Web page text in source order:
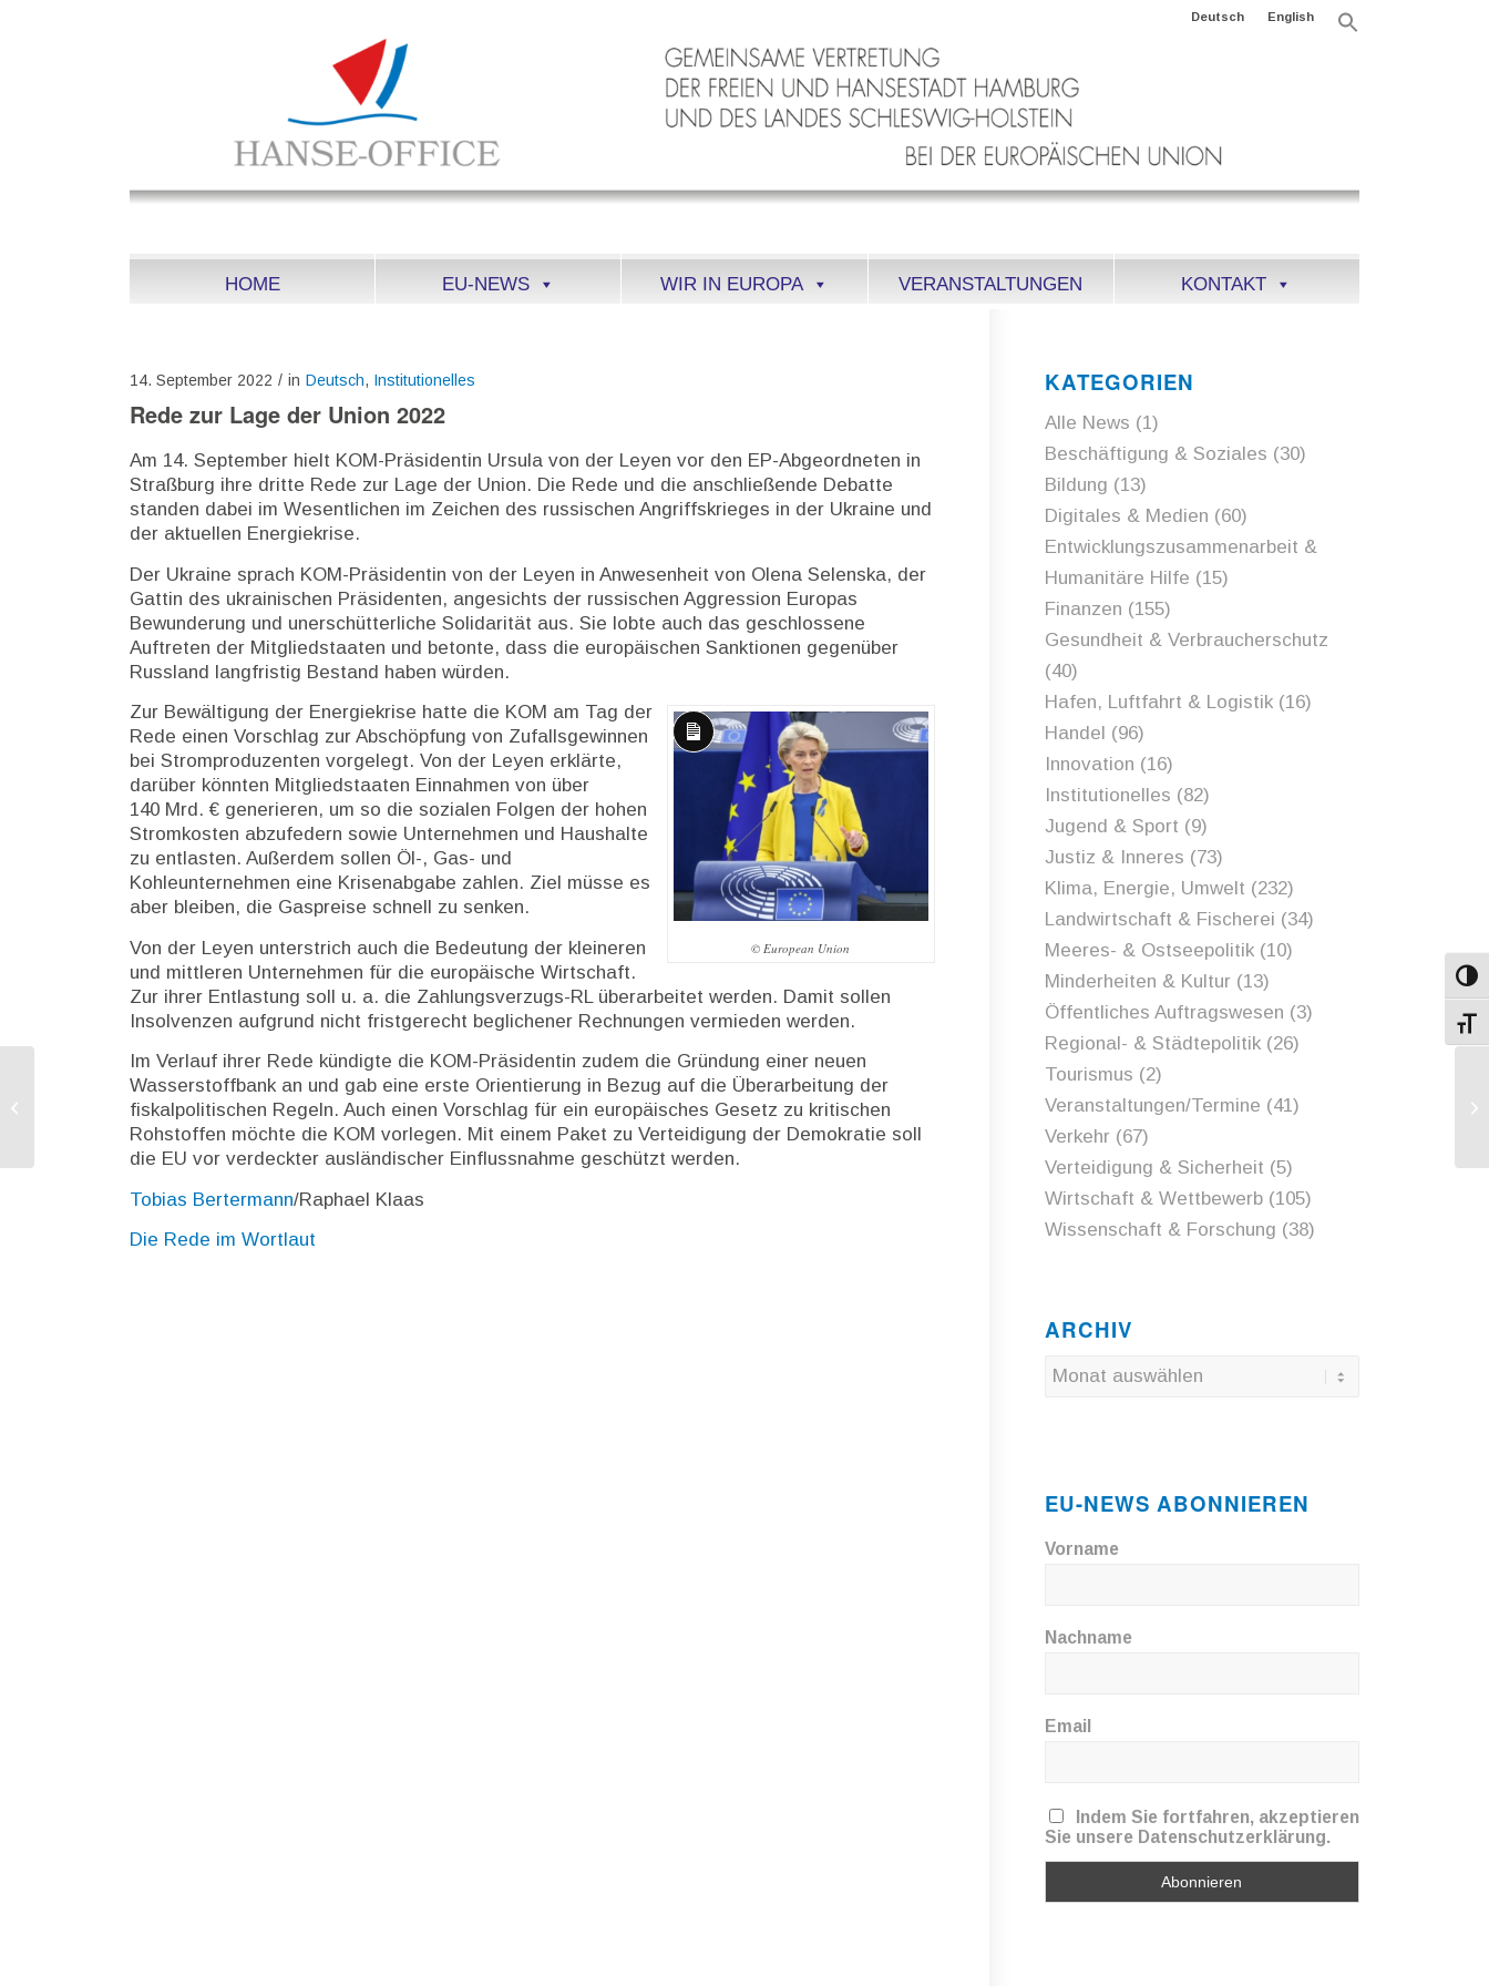
Deutsch English
HOME EU-NEWS WIR IN EUROPA VERANSTALTUNGEN KONTAKT
14. September 2022 / in Deutsch, Institutionelles
Rede zur Lage der Union 2022
Am 14. September hielt KOM-Präsidentin Ursula von der Leyen vor den EP-Abgeordneten in
Straßburg ihre dritte Rede zur Lage der Union. Die Rede und die anschließende Debatte
standen dabei im Wesentlichen im Zeichen des russischen Angriffskrieges in der Ukraine und
der aktuellen Energiekrise.
Der Ukraine sprach KOM-Präsidentin von der Leyen in Anwesenheit von Olena Selenska, der
Gattin des ukrainischen Präsidenten, angesichts der russischen Aggression Europas
Bewunderung und unerschütterliche Solidarität aus. Sie lobte auch das geschlossene
Auftreten der Mitgliedstaaten und betonte, dass die europäischen Sanktionen gegenüber
Russland langfristig Bestand haben würden.
Lange
Beschreibung
© European Union
Zur Bewältigung der Energiekrise hatte die KOM am Tag der
Rede einen Vorschlag zur Abschöpfung von Zufallsgewinnen
bei Stromproduzenten vorgelegt. Von der Leyen erklärte,
darüber könnten Mitgliedstaaten Einnahmen von über
140 Mrd. € generieren, um so die sozialen Folgen der hohen
Stromkosten abzufedern sowie Unternehmen und Haushalte
zu entlasten. Außerdem sollen Öl-, Gas- und
Kohleunternehmen eine Krisenabgabe zahlen. Ziel müsse es
aber bleiben, die Gaspreise schnell zu senken.
Von der Leyen unterstrich auch die Bedeutung der kleineren
und mittleren Unternehmen für die europäische Wirtschaft.
Zur ihrer Entlastung soll u. a. die Zahlungsverzugs-RL überarbeitet werden. Damit sollen
Insolvenzen aufgrund nicht fristgerecht beglichener Rechnungen vermieden werden.
Im Verlauf ihrer Rede kündigte die KOM-Präsidentin zudem die Gründung einer neuen
Wasserstoffbank an und gab eine erste Orientierung in Bezug auf die Überarbeitung der
fiskalpolitischen Regeln. Auch einen Vorschlag für ein europäisches Gesetz zu kritischen
Rohstoffen möchte die KOM vorlegen. Mit einem Paket zu Verteidigung der Demokratie soll
die EU vor verdeckter ausländischer Einflussnahme geschützt werden.
Tobias Bertermann/Raphael Klaas
Die Rede im Wortlaut
KATEGORIEN
Alle News (1)
Beschäftigung & Soziales (30)
Bildung (13)
Digitales & Medien (60)
Entwicklungszusammenarbeit &
Humanitäre Hilfe (15)
Finanzen (155)
Gesundheit & Verbraucherschutz
(40)
Hafen, Luftfahrt & Logistik(16)
Handel (96)
Innovation (16)
Institutionelles (82)
Jugend & Sport (9)
Justiz & Inneres (73)
Klima, Energie, Umwelt (232)
Landwirtschaft & Fischerei (34)
Meeres- & Ostseepolitik(10)
Minderheiten & Kultur(13)
Öffentliches Auftragswesen (3)
Regional- & Städtepolitik(26)
Tourismus (2)
Veranstaltungen/Termine (41)
Verkehr(67)
Verteidigung & Sicherheit (5)
Wirtschaft & Wettbewerb(105)
Wissenschaft & Forschung (38)
ARCHIV
EU-NEWS ABONNIEREN
Vorname
Nachname
Email
Indem Sie fortfahren, akzeptieren
Sie unsere Datenschutzerklärung.
Erste Orientierung zur Ausgestaltung
der künftigen Fiskalregeln
in